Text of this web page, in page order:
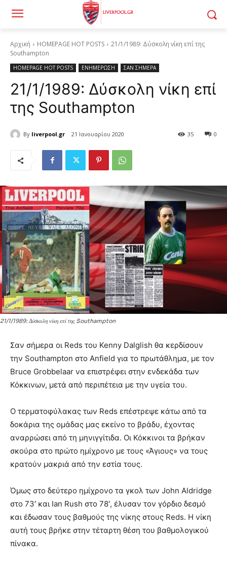
Αρχική HOMEPAGE HOT POSTS
21/1/1989: Δύσκολη νίκη επί της
Southampton
HOMEPAGE HOT POSTS ΕΝΗΜΕΡΩΣΗ ΣΑΝ ΣΗΜΕΡΑ
21/1/1989: Δύσκολη νίκη επί
της Southampton
By liverpool.gr 21 Ιανουαρίου 2020 0
35
21/1/1989: Δύσκολη νίκη επί της Southampton
Σαν σήμερα οι Reds του Kenny Dalglish θα κερδίσουν
την Southampton στο Anfield για το πρωτάθλημα, με τον
Bruce Grobbelaar να επιστρέφει στην ενδεκάδα των
Κόκκινων, μετά από περιπέτεια με την υγεία του.
Ο τερματοφύλακας των Reds επέστρεψε κάτω από τα
δοκάρια της ομάδας μας εκείνο το βράδυ, έχοντας
αναρρώσει από τη μηνιγγίτιδα. Οι Κόκκινοι τα βρήκαν
σκούρα στο πρώτο ημίχρονο με τους «Άγιους» να τους
κρατούν μακριά από την εστία τους.
Όμως στο δεύτερο ημίχρονο τα γκολ των John Aldridge
στο 73′ και Ian Rush στο 78′, έλυσαν τον γόρδιο δεσμό
και έδωσαν τους βαθμούς της νίκης στους Reds. Η νίκη
αυτή τους βρήκε στην τέταρτη θέση του βαθμολογικού
πίνακα.